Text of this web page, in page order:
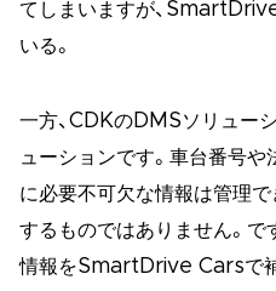
てしまいますが、
いる。
一方、CDKのDMSソリュー
ューションです。車台番号や
に必要不可欠な情報は管理で
するものではありません。で
情報をSmartDrive Carsで